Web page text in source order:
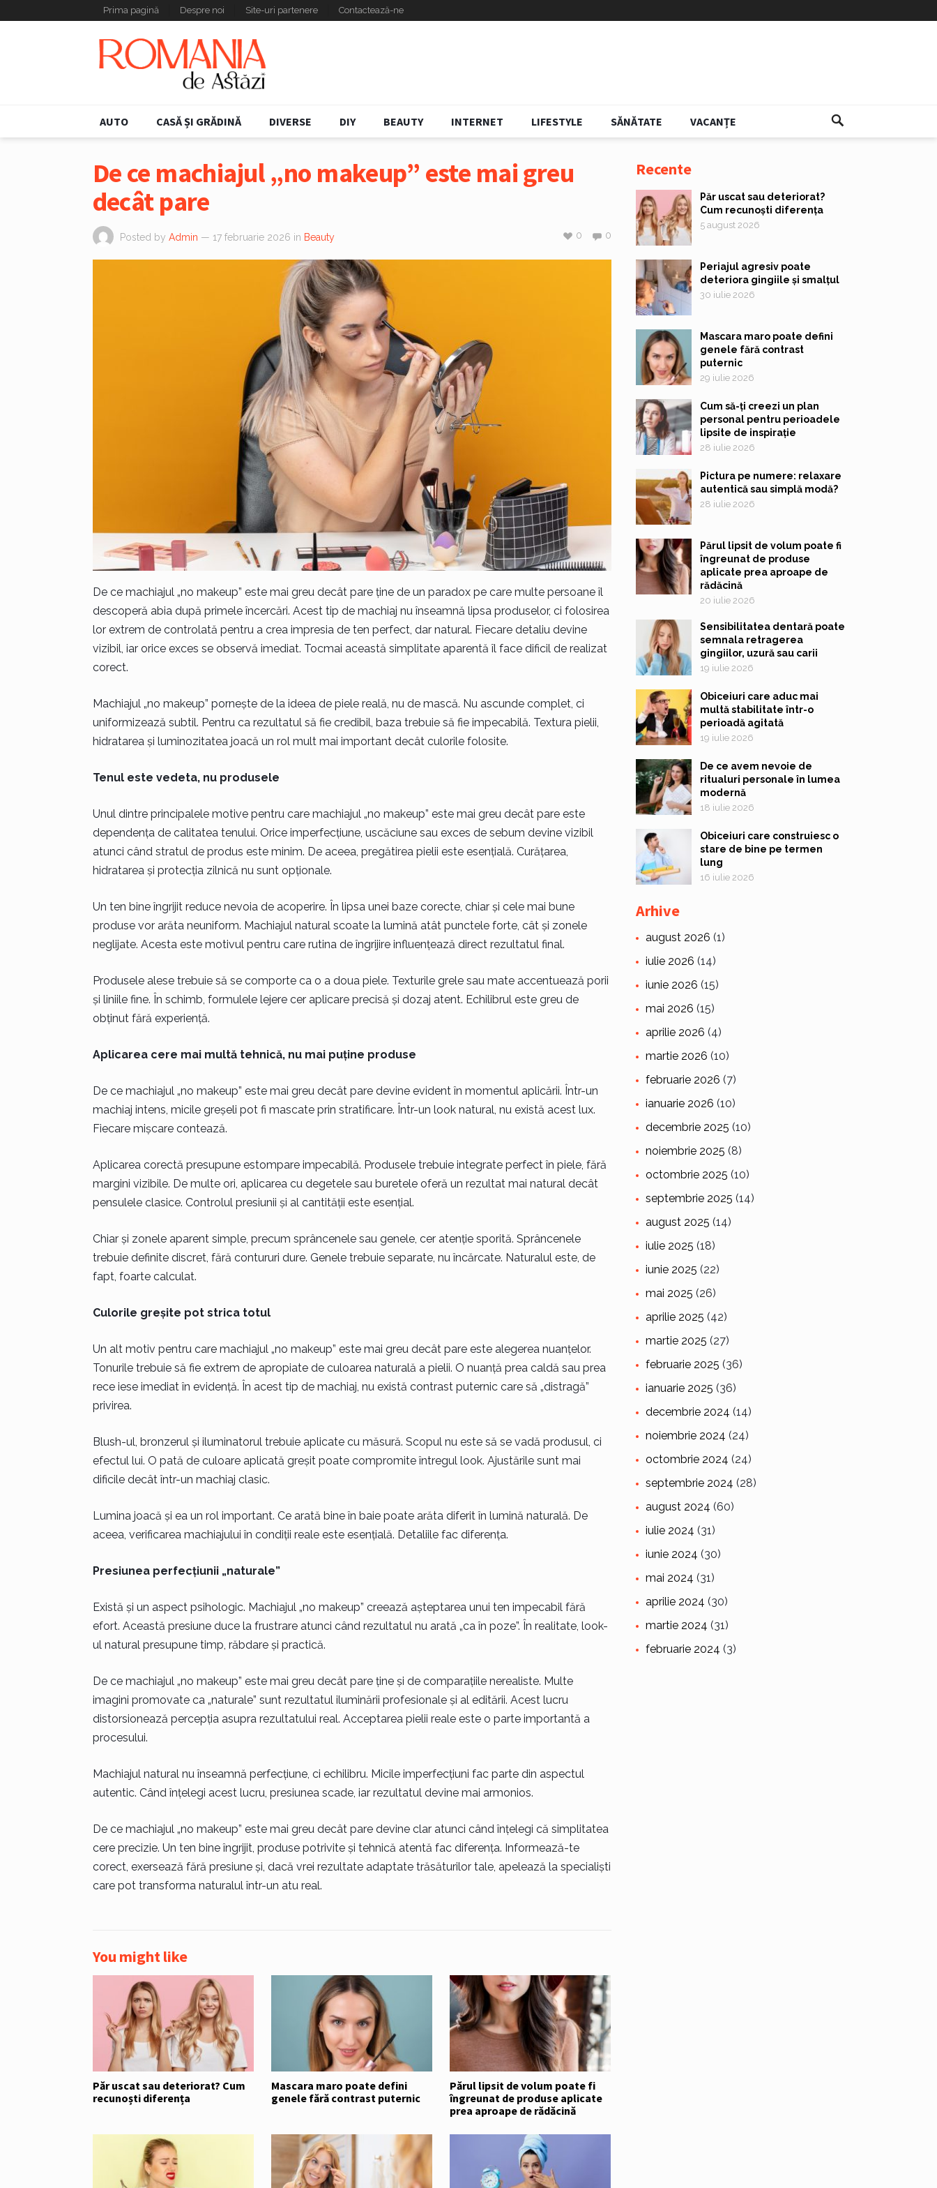
Prima pagină Despre noi Site-uri partenere Contactează-ne
AUTO CASĂ ȘI GRĂDINĂ DIVERSE DIY BEAUTY INTERNET LIFESTYLE SĂNĂTATE VACANȚE
De ce machiajul „no makeup” este mai greu
decât pare
Posted by Admin — 17 februarie 2026 in Beauty 0
0
De ce machiajul „no makeup” este mai greu decât pare ține de un paradox pe care multe persoane îl
descoperă abia după primele încercări. Acest tip de machiaj nu înseamnă lipsa produselor, ci folosirea
lor extrem de controlată pentru a crea impresia de ten perfect, dar natural. Fiecare detaliu devine
vizibil, iar orice exces se observă imediat. Tocmai această simplitate aparentă îl face dificil de realizat
corect.
Machiajul „no makeup” pornește de la ideea de piele reală, nu de mască. Nu ascunde complet, ci
uniformizează subtil. Pentru ca rezultatul să fie credibil, baza trebuie să fie impecabilă. Textura pielii,
hidratarea și luminozitatea joacă un rol mult mai important decât culorile folosite.
Tenul este vedeta, nu produsele
Unul dintre principalele motive pentru care machiajul „no makeup” este mai greu decât pare este
dependența de calitatea tenului. Orice imperfecțiune, uscăciune sau exces de sebum devine vizibil
atunci când stratul de produs este minim. De aceea, pregătirea pielii este esențială. Curățarea,
hidratarea și protecția zilnică nu sunt opționale.
Un ten bine îngrijit reduce nevoia de acoperire. În lipsa unei baze corecte, chiar și cele mai bune
produse vor arăta neuniform. Machiajul natural scoate la lumină atât punctele forte, cât și zonele
neglijate. Acesta este motivul pentru care rutina de îngrijire influențează direct rezultatul final.
Produsele alese trebuie să se comporte ca o a doua piele. Texturile grele sau mate accentuează porii
și liniile fine. În schimb, formulele lejere cer aplicare precisă și dozaj atent. Echilibrul este greu de
obținut fără experiență.
Aplicarea cere mai multă tehnică, nu mai puține produse
De ce machiajul „no makeup” este mai greu decât pare devine evident în momentul aplicării. Într-un
machiaj intens, micile greșeli pot fi mascate prin stratificare. Într-un look natural, nu există acest lux.
Fiecare mișcare contează.
Aplicarea corectă presupune estompare impecabilă. Produsele trebuie integrate perfect în piele, fără
margini vizibile. De multe ori, aplicarea cu degetele sau buretele oferă un rezultat mai natural decât
pensulele clasice. Controlul presiunii și al cantității este esențial.
Chiar și zonele aparent simple, precum sprâncenele sau genele, cer atenție sporită. Sprâncenele
trebuie definite discret, fără contururi dure. Genele trebuie separate, nu încărcate. Naturalul este, de
fapt, foarte calculat.
Culorile greșite pot strica totul
Un alt motiv pentru care machiajul „no makeup” este mai greu decât pare este alegerea nuanțelor.
Tonurile trebuie să fie extrem de apropiate de culoarea naturală a pielii. O nuanță prea caldă sau prea
rece iese imediat în evidență. În acest tip de machiaj, nu există contrast puternic care să „distragă”
privirea.
Blush-ul, bronzerul și iluminatorul trebuie aplicate cu măsură. Scopul nu este să se vadă produsul, ci
efectul lui. O pată de culoare aplicată greșit poate compromite întregul look. Ajustările sunt mai
dificile decât într-un machiaj clasic.
Lumina joacă și ea un rol important. Ce arată bine în baie poate arăta diferit în lumină naturală. De
aceea, verificarea machiajului în condiții reale este esențială. Detaliile fac diferența.
Presiunea perfecțiunii „naturale”
Există și un aspect psihologic. Machiajul „no makeup” creează așteptarea unui ten impecabil fără
efort. Această presiune duce la frustrare atunci când rezultatul nu arată „ca în poze”. În realitate, look-
ul natural presupune timp, răbdare și practică.
De ce machiajul „no makeup” este mai greu decât pare ține și de comparațiile nerealiste. Multe
imagini promovate ca „naturale” sunt rezultatul iluminării profesionale și al editării. Acest lucru
distorsionează percepția asupra rezultatului real. Acceptarea pielii reale este o parte importantă a
procesului.
Machiajul natural nu înseamnă perfecțiune, ci echilibru. Micile imperfecțiuni fac parte din aspectul
autentic. Când înțelegi acest lucru, presiunea scade, iar rezultatul devine mai armonios.
De ce machiajul „no makeup” este mai greu decât pare devine clar atunci când înțelegi că simplitatea
cere precizie. Un ten bine îngrijit, produse potrivite și tehnică atentă fac diferența. Informează-te
corect, exersează fără presiune și, dacă vrei rezultate adaptate trăsăturilor tale, apelează la specialiști
care pot transforma naturalul într-un atu real.
You might like
Păr uscat sau deteriorat? Cum
recunoști diferența
Mascara maro poate defini
genele fără contrast puternic
Părul lipsit de volum poate fi
îngreunat de produse aplicate
prea aproape de rădăcină
Recente
Păr uscat sau deteriorat?
Cum recunoști diferența
5 august 2026
Periajul agresiv poate
deteriora gingiile și smalțul
30 iulie 2026
Mascara maro poate defini
genele fără contrast
puternic
29 iulie 2026
Cum să-ți creezi un plan
personal pentru perioadele
lipsite de inspirație
28 iulie 2026
Pictura pe numere: relaxare
autentică sau simplă modă?
28 iulie 2026
Părul lipsit de volum poate fi
îngreunat de produse
aplicate prea aproape de
rădăcină
20 iulie 2026
Sensibilitatea dentară poate
semnala retragerea
gingiilor, uzură sau carii
19 iulie 2026
Obiceiuri care aduc mai
multă stabilitate într-o
perioadă agitată
19 iulie 2026
De ce avem nevoie de
ritualuri personale în lumea
modernă
18 iulie 2026
Obiceiuri care construiesc o
stare de bine pe termen
lung
16 iulie 2026
Arhive
august 2026 (1)
iulie 2026 (14)
iunie 2026 (15)
mai 2026 (15)
aprilie 2026 (4)
martie 2026 (10)
februarie 2026 (7)
ianuarie 2026 (10)
decembrie 2025 (10)
noiembrie 2025 (8)
octombrie 2025 (10)
septembrie 2025 (14)
august 2025 (14)
iulie 2025 (18)
iunie 2025 (22)
mai 2025 (26)
aprilie 2025 (42)
martie 2025 (27)
februarie 2025 (36)
ianuarie 2025 (36)
decembrie 2024 (14)
noiembrie 2024 (24)
octombrie 2024 (24)
septembrie 2024 (28)
august 2024 (60)
iulie 2024 (31)
iunie 2024 (30)
mai 2024 (31)
aprilie 2024 (30)
martie 2024 (31)
februarie 2024 (3)